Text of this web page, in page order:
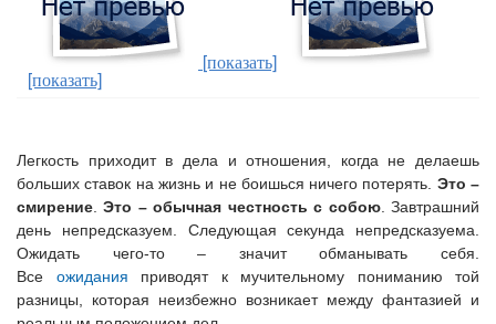
[показать]
[показать]
Легкость приходит в дела и отношения, когда не делаешь
больших ставок на жизнь и не боишься ничего потерять. Это –
смирение .Это – обычная честность с собою. Завтрашний
день непредсказуем. Следующая секунда непредсказуема.
Ожидать чего-то – значит обманывать себя.
Все ожидания приводят к мучительному пониманию той
разницы, которая неизбежно возникает между фантазией и